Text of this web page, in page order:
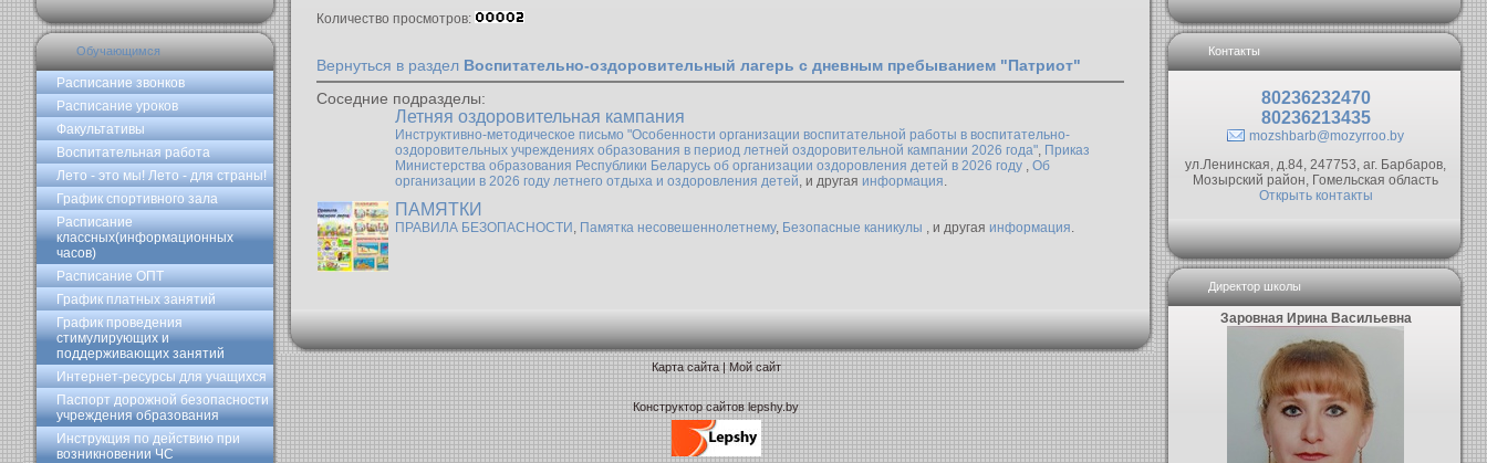
Обучающимся
Расписание звонков
Расписание уроков
Факультативы
Воспитательная работа
Лето - это мы! Лето - для страны!
График спортивного зала
Расписание
классных(информационных
часов)
Расписание ОПТ
График платных занятий
График проведения
стимулирующих и
поддерживающих занятий
Интернет-ресурсы для учащихся
Паспорт дорожной безопасности
учреждения образования
Инструкция по действию при
возникновении ЧС
Количество просмотров:
Вернуться в раздел Воспитательно-оздоровительный лагерь с дневным пребыванием "Патриот"
Соседние подразделы:
Летняя оздоровительная кампания
Инструктивно-методическое письмо "Особенности организации воспитательной работы в воспитательно-
оздоровительных учреждениях образования в период летней оздоровительной кампании 2026 года", Приказ
Министерства образования Республики Беларусь об организации оздоровления детей в 2026 году , Об
организации в 2026 году летнего отдыха и оздоровления детей, и другая информация.
ПАМЯТКИ
ПРАВИЛА БЕЗОПАСНОСТИ , Памятка несовешеннолетнему, Безопасные каникулы , и другая информация.
Карта сайта | Мой сайт
Конструктор сайтов lepshy.by
Контакты
80236232470
80236213435
mozshbarb@mozyrroo.by
ул.Ленинская, д.84, 247753, аг. Барбаров,
Мозырский район, Гомельская область
Открыть контакты
Директор школы
Заровная Ирина Васильевна